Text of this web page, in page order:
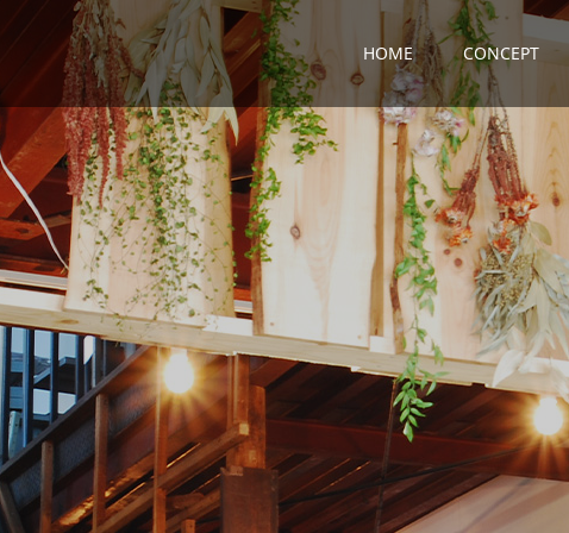
HOME CONCEPT